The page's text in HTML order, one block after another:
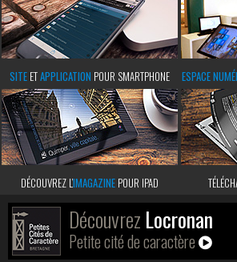
SITE ETAPPLICATION POUR SMARTPHONE ESPACE
DÉCOUVREZ L’IMAGAZINE POUR IPAD
Découvrez Locronan
Petite cité de caractère